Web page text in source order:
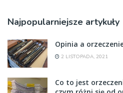
Najpopularniejsze artykuły
Opinia a
2 LISTOPADA, 2021
Co to jest